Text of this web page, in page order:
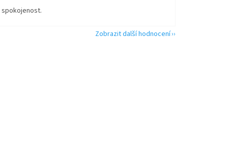
spokojenost.
Zobrazit další hodnocení